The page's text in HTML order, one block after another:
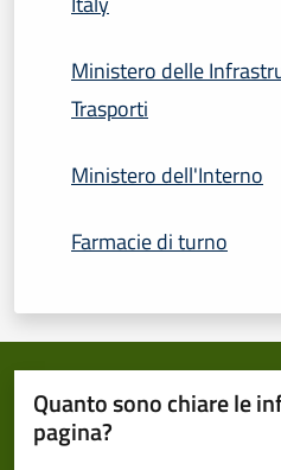
Ministero delle
Trasporti
Ministero dell'Interno
Farmacie di turno
Quanto sono chiare le
pagina?